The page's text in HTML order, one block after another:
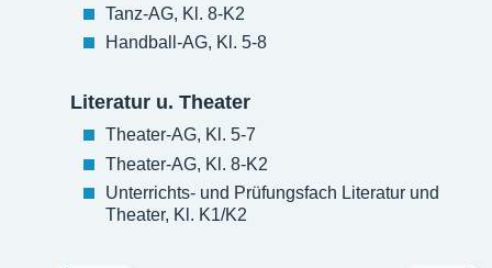
Tanz-AG, Kl. 8-K2
Handball-AG, Kl. 5-8
Literatur u. Theater
Theater-AG, Kl. 5-7
Theater-AG, Kl. 8-K2
Unterrichts- und Prüfungsfach Literatur und
Theater, Kl. K1/K2